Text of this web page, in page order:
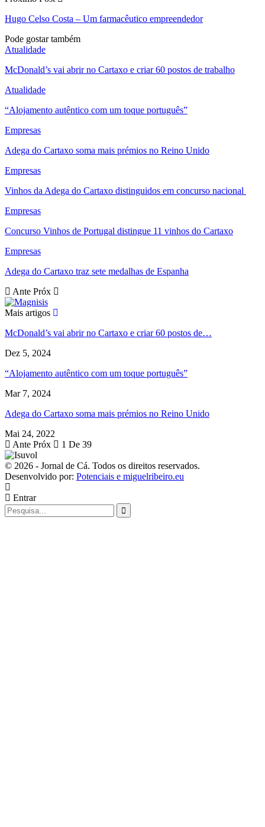
Hugo Celso Costa – Um farmacêutico empreendedor
Pode gostar também
Atualidade
McDonald’s vai abrir no Cartaxo e criar 60 postos de trabalho
Atualidade
“Alojamento autêntico com um toque português”
Empresas
Adega do Cartaxo soma mais prémios no Reino Unido
Empresas
Vinhos da Adega do Cartaxo distinguidos em concurso nacional
Empresas
Concurso Vinhos de Portugal distingue 11 vinhos do Cartaxo
Empresas
Adega do Cartaxo traz sete medalhas de Espanha
Ante Próx
Mais artigos
McDonald’s vai abrir no Cartaxo e criar 60 postos de…
Dez 5, 2024
“Alojamento autêntico com um toque português”
Mar 7, 2024
Adega do Cartaxo soma mais prémios no Reino Unido
Mai 24, 2022
Ante Próx 1 De 39
© 2026 - Jornal de Cá. Todos os direitos reservados.
Desenvolvido por: Potenciais e miguelribeiro.eu
Entrar